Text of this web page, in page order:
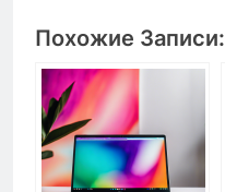
Похожие Записи: